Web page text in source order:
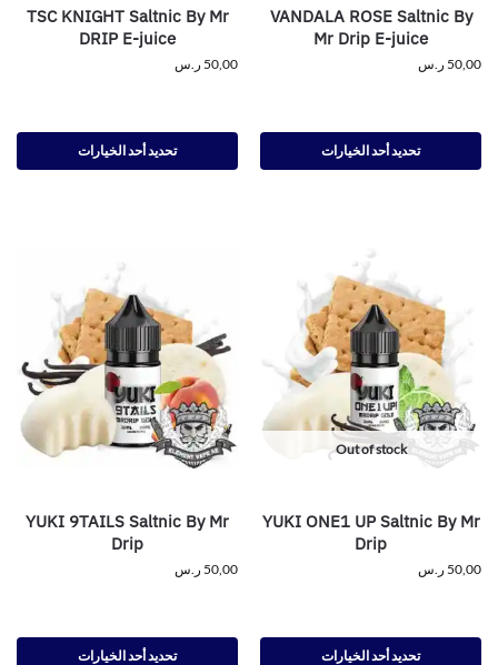
VANDALA ROSE Saltnic By
Mr Drip E-juice
50,00 ر.س
تحديد أحد الخيارات
TSC KNIGHT Saltnic By Mr
DRIP E-juice
50,00 ر.س
تحديد أحد الخيارات
Out of stock
YUKI ONE1 UP Saltnic By Mr
Drip
50,00 ر.س
تحديد أحد الخيارات
YUKI 9TAILS Saltnic By Mr
Drip
50,00 ر.س
تحديد أحد الخيارات